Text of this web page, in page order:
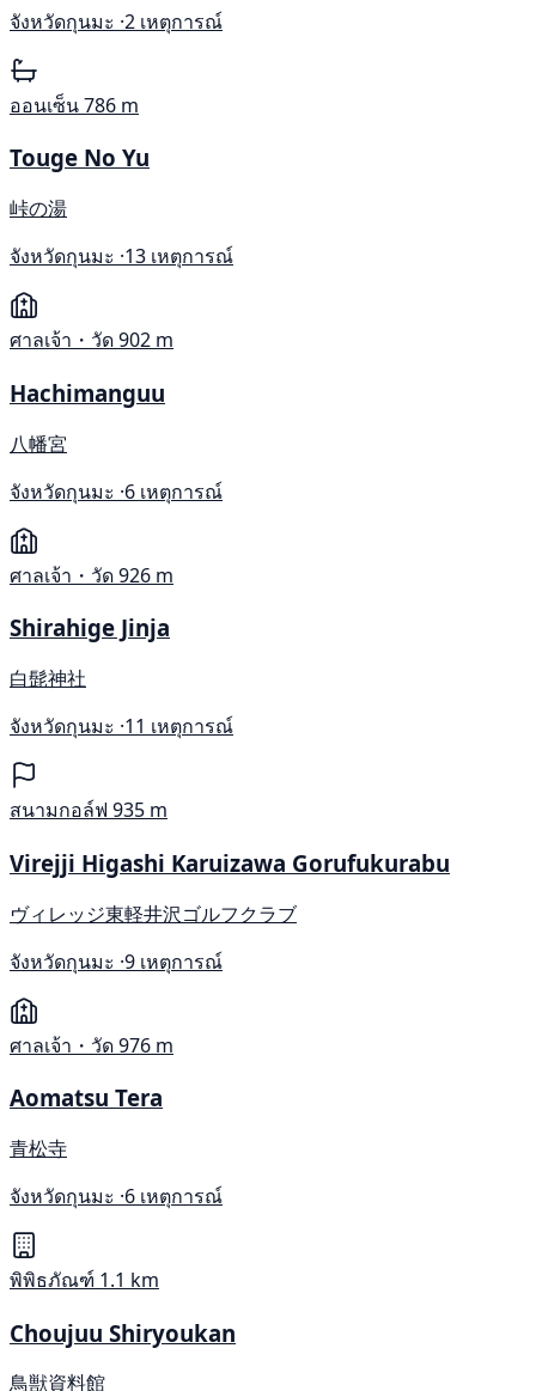
จังหวัดกุนมะ ·2 เหตุการณ์
ออนเซ็น786 m
Touge No Yu
峠の湯
จังหวัดกุนมะ ·13 เหตุการณ์
ศาลเจ้า・วัด902 m
Hachimanguu
八幡宮
จังหวัดกุนมะ ·6 เหตุการณ์
ศาลเจ้า・วัด926 m
Shirahige Jinja
白髭神社
จังหวัดกุนมะ ·11 เหตุการณ์
สนามกอล์ฟ 935 m
Virejji Higashi Karuizawa Gorufukurabu
ヴィレッジ東軽井沢ゴルフクラブ
จังหวัดกุนมะ ·9 เหตุการณ์
ศาลเจ้า・วัด976 m
Aomatsu Tera
青松寺
จังหวัดกุนมะ ·6 เหตุการณ์
พิพิธภัณฑ์ 1.1 km
Choujuu Shiryoukan
鳥獣資料館